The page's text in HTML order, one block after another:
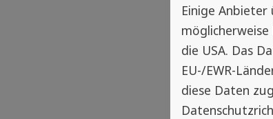
Einige
die USA. Das
EU-/EWR-
diese Daten